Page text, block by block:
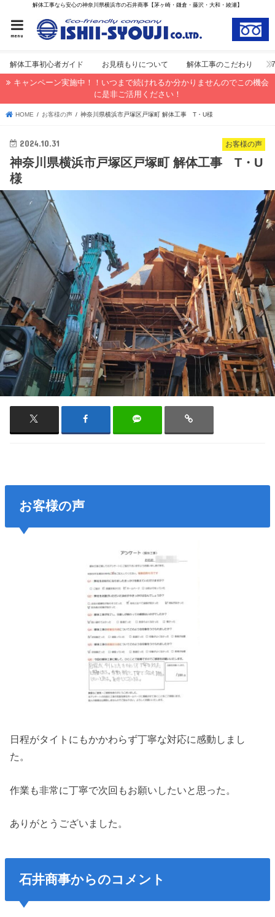
解体工事なら安心の神奈川県横浜市の石井商事【茅ヶ崎・鎌倉・藤沢・大和・綾瀬】
menu
解体工事初心者ガイド お見積もりについて 解体工事のこだわり
キャンペーン実施中！！いつまで続けれるか分かりませんのでこの機会
に是非ご活用ください！
HOME お客様の声 神奈川県横浜市戸塚区戸塚町 解体工事 T・U様
お客様の声
2024.10.31
神奈川県横浜市戸塚区戸塚町 解体工事 T・U
様
お客様の声
日程がタイトにもかかわらず丁寧な対応に感動しまし
た。
作業も非常に丁寧で次回もお願いしたいと思った。
ありがとうございました。
石井商事からのコメント